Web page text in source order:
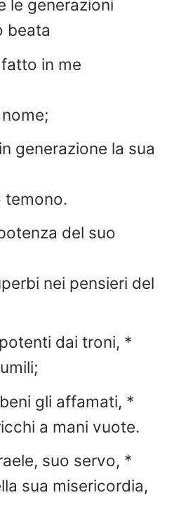
le generazioni
beata
in me
generazione la sua
temono.
del suo
nei pensieri del
dai troni, *
gli affamati, *
a mani vuote.
suo servo, *
sua misericordia,